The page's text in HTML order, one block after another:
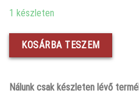
1 készleten
KOSÁRBA TESZEM
Nálunk csak készleten lévő